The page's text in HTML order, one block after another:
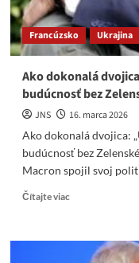
keďže
prebieha
„transatlantický
rozvod“
Francúzsko Ukrajina
Ako dokonalá
budúcnosť bez
JNS
16. marca 2026
Ako dokonalá dvojica:
budúcnosť bez
Macron spojil svoj
Čítajte viacRead
Ako
dokonalá